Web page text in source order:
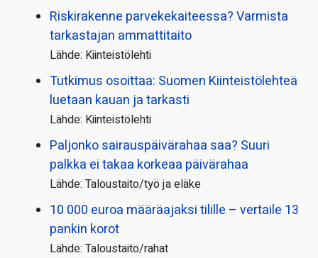
Riskirakenne parvekekaiteessa? Varmista
tarkastajan ammattitaito
Lähde: Kiinteistölehti
Tutkimus osoittaa: Suomen Kiinteistölehteä
luetaan kauan ja tarkasti
Lähde: Kiinteistölehti
Paljonko sairauspäivä­rahaa saa? Suuri
palkka ei takaa korkeaa päivärahaa
Lähde: Taloustaito/työ ja eläke
10 000 euroa määräajaksi tilille – vertaile 13
pankin korot
Lähde: Taloustaito/rahat